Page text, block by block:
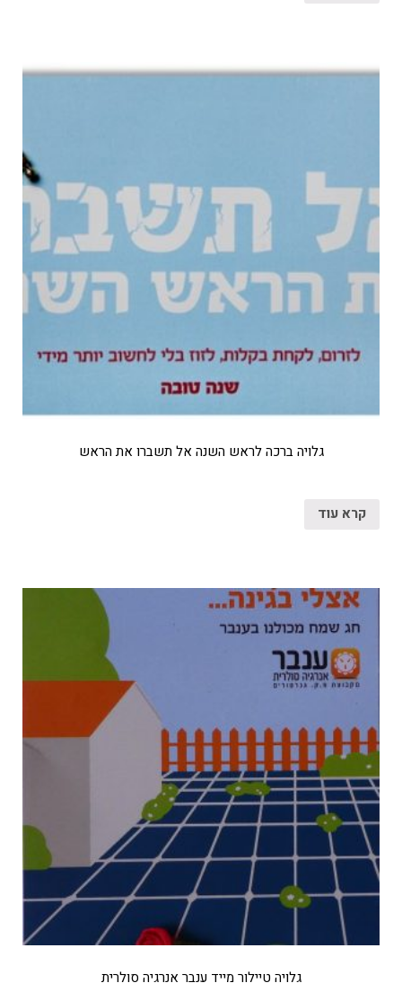
גלויה ברכה לראש השנה אל תשברו את הראש
קרא עוד
גלויה טיילור מייד ענבר אנרגיה סולרית